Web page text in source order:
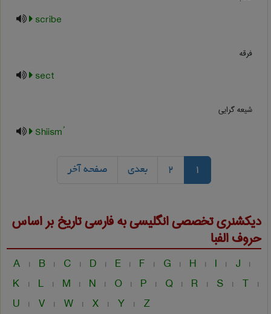
scribe
فرقه
sect
شیعه گرایی
1
2 بعدی صفحه آخر
دیکشنری تخصصی انگلیسی به فارسیتاريخبر اساس
حروف الفبا
A | B | C | D | E | F | G | H | I | J |
K | L | M | N | O | P | Q | R | S | T |
U | V | W | X | Y | Z